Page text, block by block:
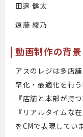
田邉 健太
遠藤 綾乃
動画制作の背景
アスのレジは多店
率化・最適化を行
『店舗と本部が持
『リアルタイムな
をCMで表現してい